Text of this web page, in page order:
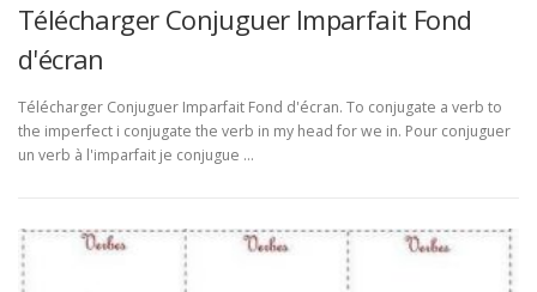
Télécharger Conjuguer Imparfait Fond
d'écran
Télécharger Conjuguer Imparfait Fond d'écran. To conjugate a verb to
the imperfect i conjugate the verb in my head for we in. Pour conjuguer
un verb à l'imparfait je conjugue …